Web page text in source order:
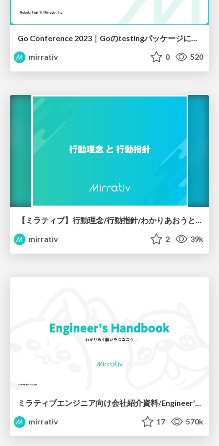
Go Conference 2023｜Goのtestingパッケージにコミットした話
mirrativ
0 520
【ミラティブ】行動理念/行動指針/わかりあおうとし続けるガイドライン
mirrativ
2 39k
mirrativ
17 570k